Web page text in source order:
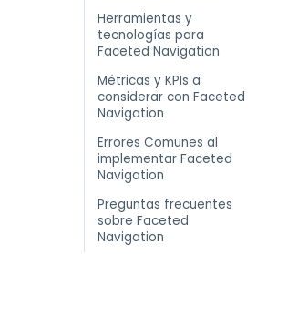
Herramientas y
tecnologías para
Faceted Navigation
Métricas y KPIs a
considerar con Faceted
Navigation
Errores Comunes al
implementar Faceted
Navigation
Preguntas frecuentes
sobre Faceted
Navigation